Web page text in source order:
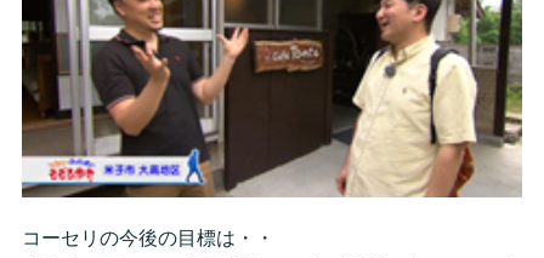
コーセリの今後の目標は・・